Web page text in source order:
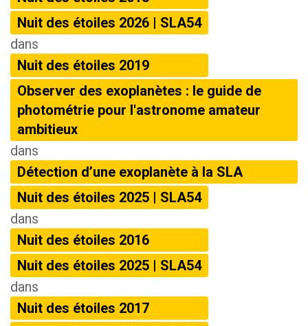
Nuit des étoiles 2026 | SLA54
dans
Nuit des étoiles 2019
Observer des exoplanètes : le guide de
photométrie pour l'astronome amateur
ambitieux
dans
Détection d’une exoplanète à la SLA
Nuit des étoiles 2025 | SLA54
dans
Nuit des étoiles 2016
Nuit des étoiles 2025 | SLA54
dans
Nuit des étoiles 2017